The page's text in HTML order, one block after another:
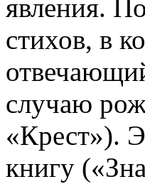
явления.
стихов, в
случаю
«Крест»).
книгу